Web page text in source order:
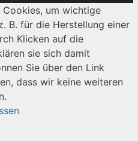
um wichtige
B. für die Herstellung einer
Klicken auf die
sie sich damit
Sie über den Link
dass wir keine weiteren